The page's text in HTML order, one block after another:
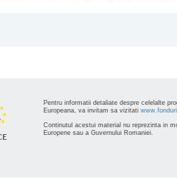
Pentru informatii detaliate despre celelalte
Europeana, va invitam sa vizitati
Continutul acestui material nu reprezinta in
Europene sau a Guvernului Romaniei.